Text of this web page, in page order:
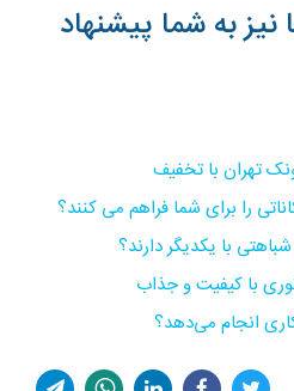
به شما پیشنهاد
تهران با تخفیف
را برای شما فراهم می کنند؟
با یکدیگر دارند؟
با کیفیت و جذاب
انجام می‌دهد؟